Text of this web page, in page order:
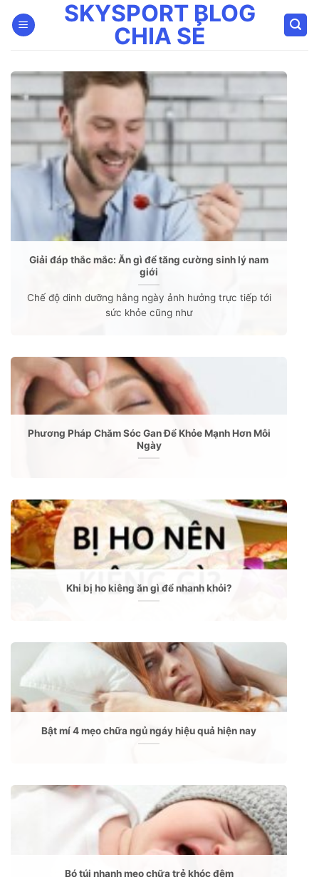
qua
SKYSPORT BLOG
CHIA SẺ
Giải đáp thắc mắc: Ăn gì để tăng cường sinh lý nam
giới
Chế độ dinh dưỡng hằng ngày ảnh hưởng trực tiếp tới
sức khỏe cũng như
Phương Pháp Chăm Sóc Gan Để Khỏe Mạnh Hơn Mỗi
Ngày
Khi bị ho kiêng ăn gì để nhanh khỏi?
Bật mí 4 mẹo chữa ngủ ngáy hiệu quả hiện nay
Bó túi nhanh mẹo chữa trẻ khóc đêm